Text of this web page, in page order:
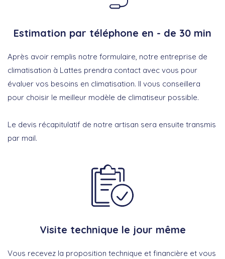
Estimation par téléphone en - de 30 min
Après avoir remplis notre formulaire, notre entreprise de
climatisation à Lattes prendra contact avec vous pour
évaluer vos besoins en climatisation. Il vous conseillera
pour choisir le meilleur modèle de climatiseur possible.
Le devis récapitulatif de notre artisan sera ensuite transmis
par mail.
Visite technique le jour même
Vous recevez la proposition technique et financière et vous